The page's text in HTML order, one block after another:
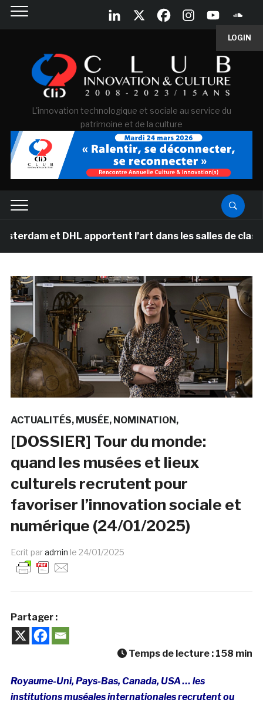
LOGIN
L'innovation technologique et sociale au service du
patrimoine et de la culture
et DHL apportent l’art dans les salles de classe des
ACTUALITÉS MUSÉE NOMINATION
[DOSSIER] Tour du monde:
quand les musées et lieux
culturels recrutent pour
favoriser l’innovation sociale et
numérique (24/01/2025)
Ecrit paradmin le 24/01/2025
Partager :
Temps de lecture : 158 min
Royaume-Uni, Pays-Bas, Canada, USA … les
institutions muséales internationales recrutent ou